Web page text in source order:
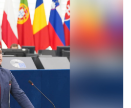
АБОНАМЕНТ
УСЛОВИЯ ЗА ПОЛЗВАНЕ
ПОЛИТИКА ЗА БИСКВИТКИТЕ
ПОЛИТИКАТА ЗА
ПОВЕРИТЕЛНОСТ